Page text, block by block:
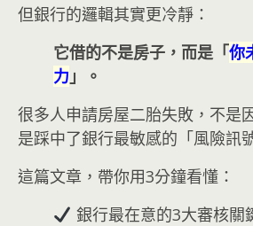
但銀行的邏輯其實更冷靜：
它借的不是房子，而是「你
力 」。
很多人申請房屋二胎失敗，不是
是踩中了銀行最敏感的「風險訊
這篇文章，帶你用3分鐘看懂：
銀行最在意的3大審核關